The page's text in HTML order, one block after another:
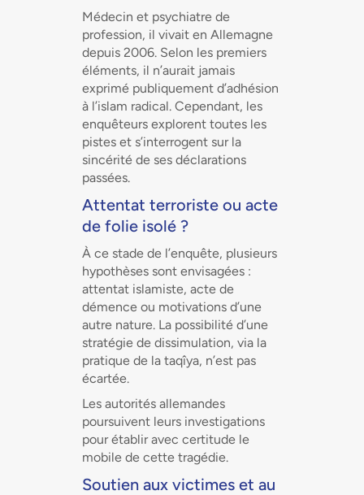
Médecin et psychiatre de
profession, il vivait en Allemagne
depuis 2006. Selon les premiers
éléments, il n’aurait jamais
exprimé publiquement d’adhésion
à l’islam radical. Cependant, les
enquêteurs explorent toutes les
pistes et s’interrogent sur la
sincérité de ses déclarations
passées.
Attentat terroriste ou acte
de folie isolé ?
À ce stade de l’enquête, plusieurs
hypothèses sont envisagées :
attentat islamiste, acte de
démence ou motivations d’une
autre nature. La possibilité d’une
stratégie de dissimulation, via la
pratique de la taqîya, n’est pas
écartée.
Les autorités allemandes
poursuivent leurs investigations
pour établir avec certitude le
mobile de cette tragédie.
Soutien aux victimes et au